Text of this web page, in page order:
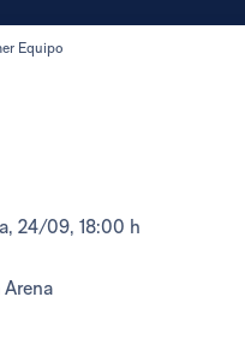
Equipo
24/09, 18:00 h
Arena